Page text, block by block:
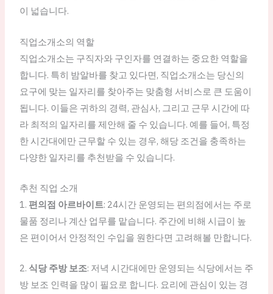
이 넓습니다.
직업소개소의 역할
직업소개소는 구직자와 구인자를 연결하는 중요한 역할을
합니다. 특히 밤알바를 찾고 있다면, 직업소개소는 당신의
요구에 맞는 일자리를 찾아주는 맞춤형 서비스로 큰 도움이
됩니다. 이들은 귀하의 경력, 관심사, 그리고 근무 시간에 따
라 최적의 일자리를 제안해 줄 수 있습니다. 예를 들어, 특정
한 시간대에만 근무할 수 있는 경우, 해당 조건을 충족하는
다양한 일자리를 추천받을 수 있습니다.
추천 직업 소개
1. 편의점 아르바이트: 24시간 운영되는 편의점에서는 주로
물품 정리나 계산 업무를 맡습니다. 주간에 비해 시급이 높
은 편이어서 안정적인 수입을 원한다면 고려해볼 만합니다.
2. 식당 주방 보조: 저녁 시간대에만 운영되는 식당에서는 주
방 보조 인력을 많이 필요로 합니다. 요리에 관심이 있는 경